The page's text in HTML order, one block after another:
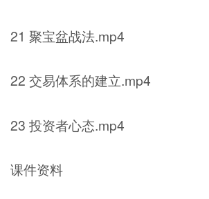
21 聚宝盆战法.mp4
22 交易体系的建立.mp4
23 投资者心态.mp4
课件资料